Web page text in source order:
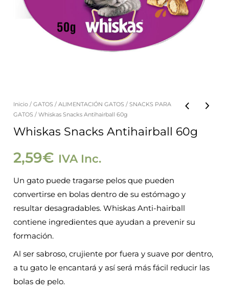
Inicio /GATOS /ALIMENTACIÓN GATOS /SNACKS PARA
GATOS / Whiskas Snacks Antihairball 60g
Whiskas Snacks Antihairball 60g
2,59€ IVA Inc.
Un gato puede tragarse pelos que pueden
convertirse en bolas dentro de su estómago y
resultar desagradables. Whiskas Anti-hairball
contiene ingredientes que ayudan a prevenir su
formación.
Al ser sabroso, crujiente por fuera y suave por dentro,
a tu gato le encantará y así será más fácil reducir las
bolas de pelo.